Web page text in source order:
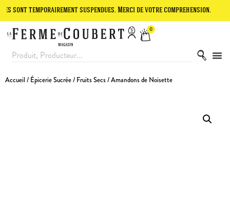
suspendues. Merci de votre compréhension. Le site
0
Accueil / Épicerie Sucrée/ Fruits Secs/ Amandons de Noisette